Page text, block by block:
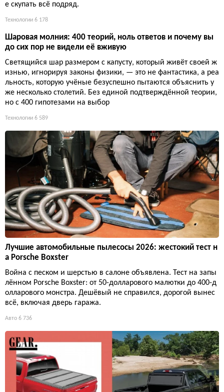
е скупать всё подряд.
Технологии 6 178
Шаровая молния: 400 теорий, ноль ответов и почему вы
до сих пор не видели её вживую
Светящийся шар размером с капусту, который живёт своей ж
изнью, игнорируя законы физики, — это не фантастика, а реа
льность, которую учёные безуспешно пытаются объяснить у
же несколько столетий. Без единой подтверждённой теории,
но с 400 гипотезами на выбор
Технологии 6 589
Лучшие автомобильные пылесосы 2026: жестокий тест н
а Porsche Boxster
Война с песком и шерстью в салоне объявлена. Тест на запы
лённом Porsche Boxster: от 50-долларового малютки до 400-д
олларового монстра. Дешёвый не справился, дорогой вынес
всё, включая дверь гаража.
Авто 6 736